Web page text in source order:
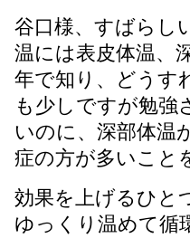
谷口様、すばらし
温には表皮体温、
年で知り、どうす
も少しですが勉強
いのに、深部体温
症の方が多いこと
効果を上げるひと
ゆっくり温めて循